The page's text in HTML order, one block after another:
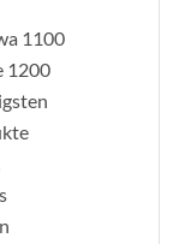
1100
1200